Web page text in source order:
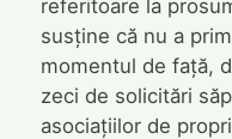
referitoare la
susține că nu a
momentul de față,
zeci de solicitări
asociațiilor de